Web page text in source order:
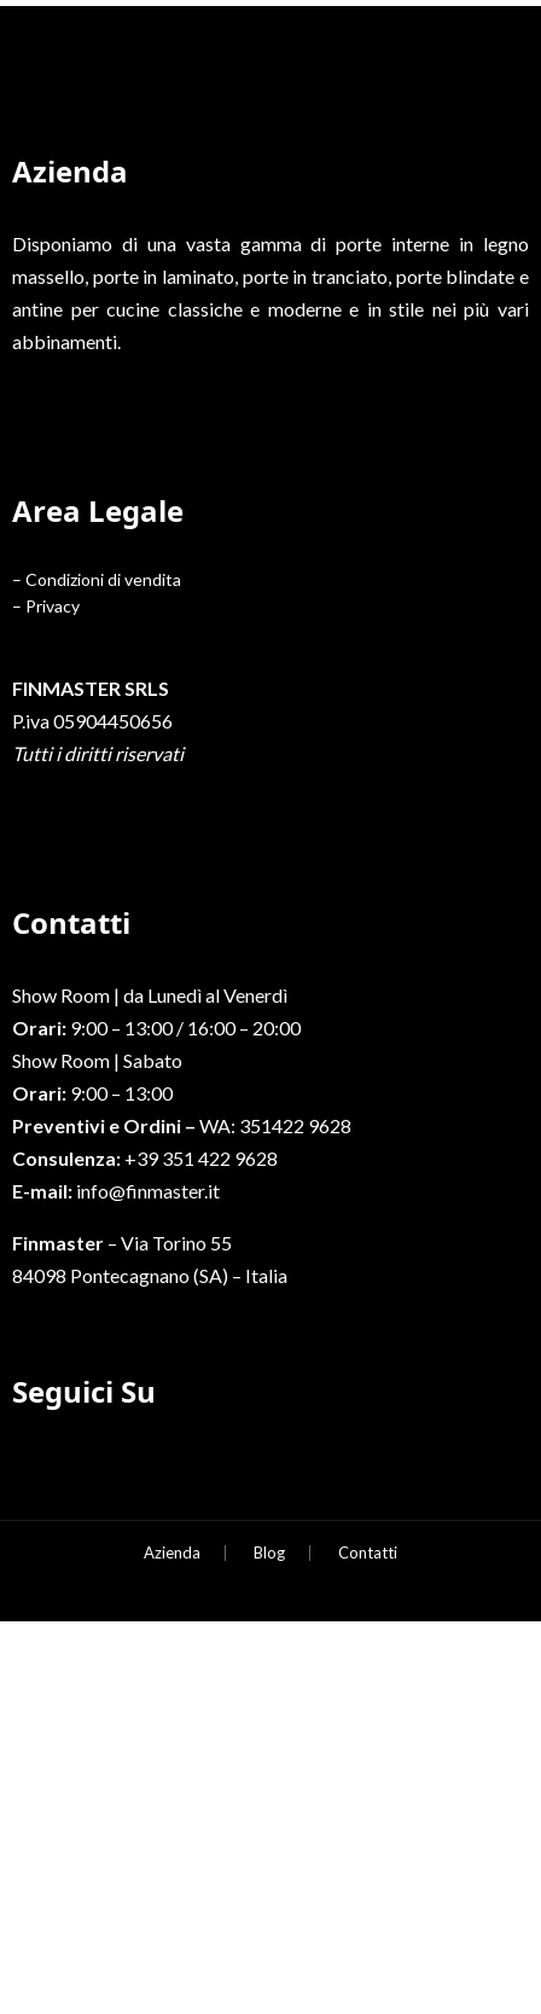
Azienda
Disponiamo di una vasta gamma di porte interne in legno
massello, porte in laminato, porte in tranciato, porte blindate e
antine per cucine classiche e moderne e in stile nei più vari
abbinamenti.
Area Legale
– Condizioni di vendita
– Privacy
FINMASTER SRLS
P.iva 05904450656
Tutti i diritti riservati
Contatti
Show Room | da Lunedì al Venerdì
Orari: 9:00 – 13:00 / 16:00 – 20:00
Show Room | Sabato
Orari: 9:00 – 13:00
Preventivi e Ordini – WA: 351422 9628
Consulenza: +39 351 422 9628
E-mail: info@finmaster.it
Finmaster – Via Torino 55
84098 Pontecagnano (SA) – Italia
Seguici Su
Azienda Blog Contatti